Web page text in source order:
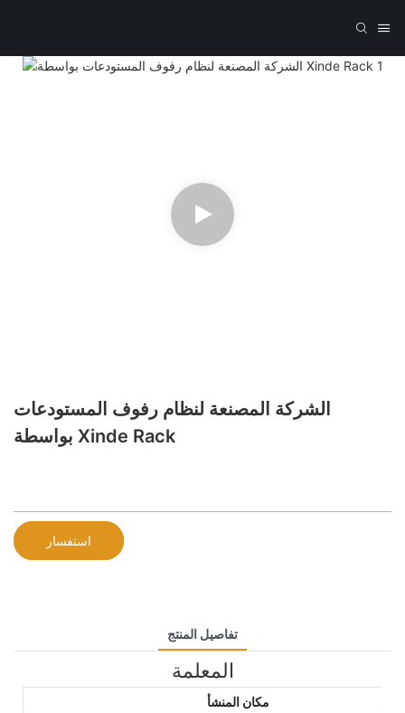
الشركة المصنعة لنظام رفوف المستودعات
بواسطة Xinde Rack
استفسار
تفاصيل المنتج
المعلمة
مكان المنشأ